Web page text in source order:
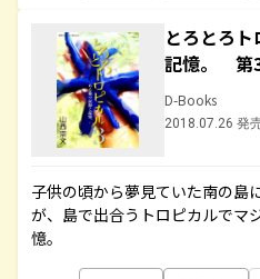
とろとろ
記憶。 第
D-Books
2018.07.26 発
子供の頃から夢見ていた南の島
が、島で出合うトロピカルでマ
憶。